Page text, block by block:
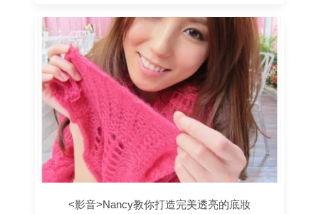
<影音>Nancy教你打造完美透亮的底妝